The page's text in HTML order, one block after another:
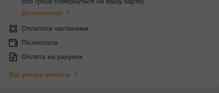
Детальніше
Оплатити частинами
Післяплата
Оплата на рахунок
Всі умови оплати